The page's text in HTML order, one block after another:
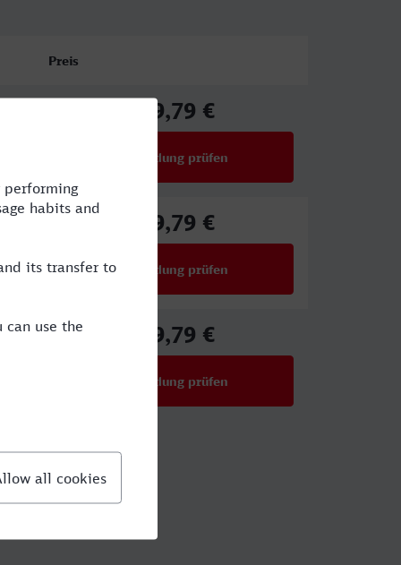
Preis
39,79 €
Verbindung prüfen
39,79 €
Verbindung prüfen
39,79 €
Verbindung prüfen